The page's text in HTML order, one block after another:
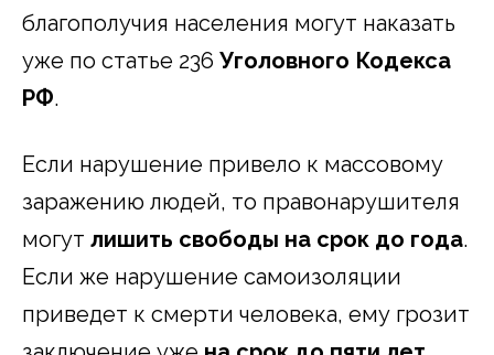
благополучия населения могут наказать
уже по статье 236 Уголовного Кодекса
РФ.
Если нарушение привело к массовому
заражению людей, то правонарушителя
могут лишить свободы на срок до года.
Если же нарушение самоизоляции
приведет к смерти человека, ему грозит